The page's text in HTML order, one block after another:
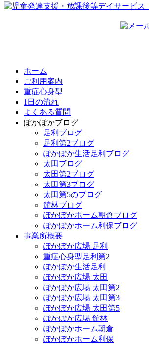
ホーム
ご利用案内
重症心身型
1日の流れ
よくある質問
ぽかぽかブログ
足利ブログ
足利第2ブログ
ぽかぽか生活足利ブログ
太田ブログ
太田第2ブログ
太田第3ブログ
太田第5のブログ
館林ブログ
ぽかぽかホーム朝倉ブログ
ぽかぽかホーム利保ブログ
事業所概要
ぽかぽか広場 足利
重症心身型足利第2
ぽかぽか生活足利
ぽかぽか広場 太田
ぽかぽか広場 太田第2
ぽかぽか広場 太田第3
ぽかぽか広場 太田第5
ぽかぽか広場 館林
ぽかぽかホーム朝倉
ぽかぽかホーム利保